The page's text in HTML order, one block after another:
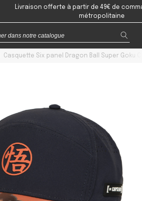
Livraison offerte à partir de 49€ de commande
métropolitaine
Casquette Six panel Dragon Ball Super Goku